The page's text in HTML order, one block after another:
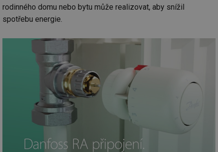
rodinného domu nebo bytu může realizovat, aby snížil
spotřebu energie.